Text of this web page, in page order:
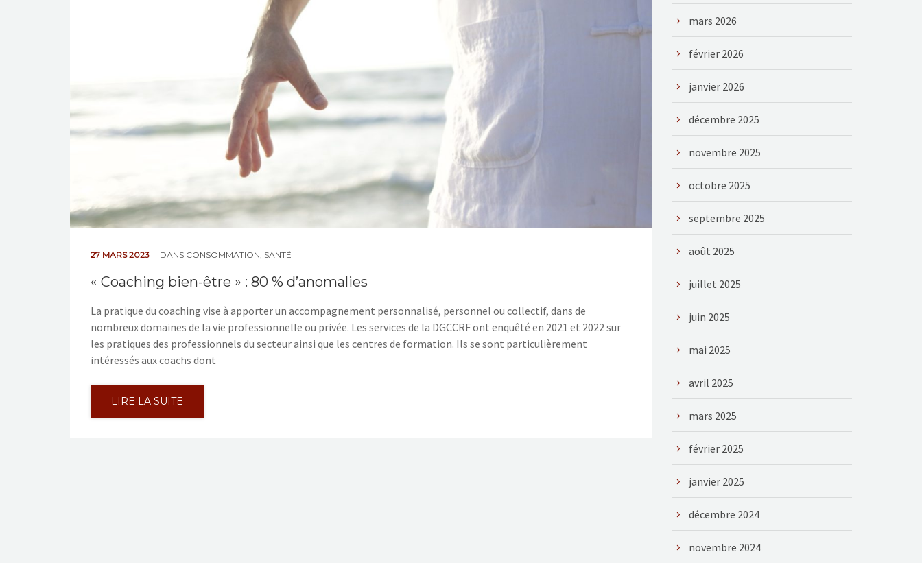
27 MARS 2023 DANS CONSOMMATION SANTÉ
« Coaching bien-être » : 80 % d’anomalies
La pratique du coaching vise à apporter un accompagnement personnalisé, personnel ou collectif, dans de
nombreux domaines de la vie professionnelle ou privée. Les services de la DGCCRF ont enquêté en 2021 et 2022 sur
les pratiques des professionnels du secteur ainsi que les centres de formation. Ils se sont particulièrement
intéressés aux coachs dont
LIRE LA SUITE
mars 2026
février 2026
janvier 2026
décembre 2025
novembre 2025
octobre 2025
septembre 2025
août 2025
juillet 2025
juin 2025
mai 2025
avril 2025
mars 2025
février 2025
janvier 2025
décembre 2024
novembre 2024